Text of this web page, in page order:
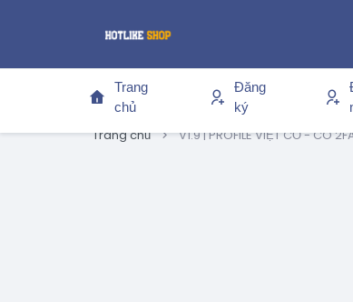
Trang
chủ
Đăng
ký
Trang chủ V1.9 | PROFILE VIỆT CỔ - CÓ